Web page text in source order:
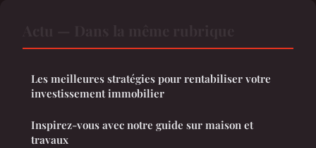
Les meilleures stratégies pour rentabiliser votre
investissement immobilier
Inspirez-vous avec notre guide sur maison et
travaux